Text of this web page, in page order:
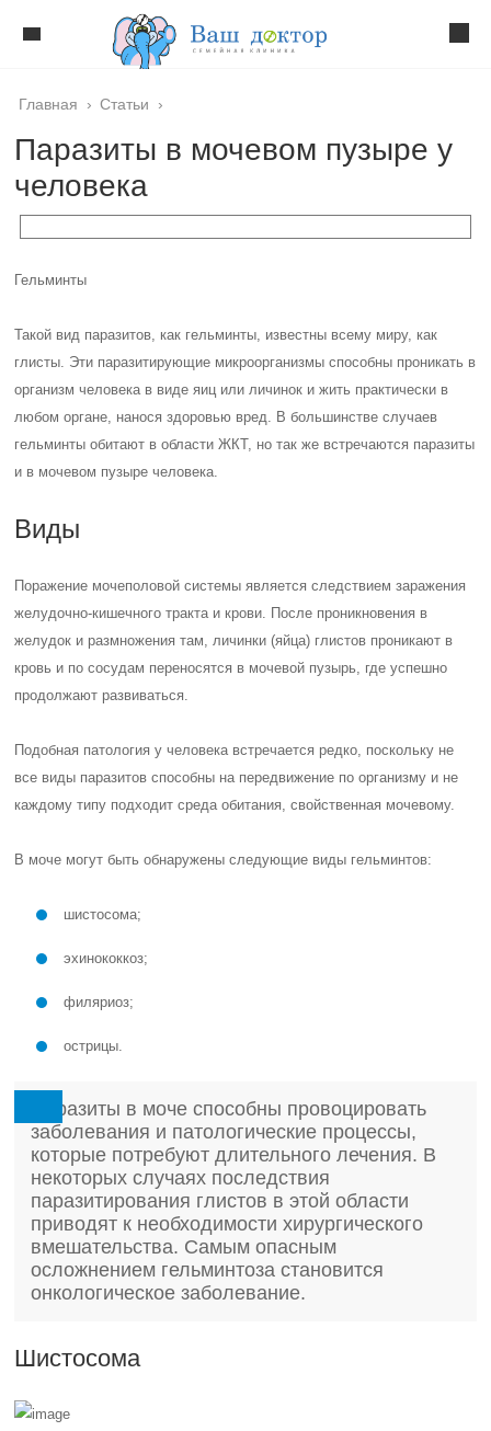
Главная › Статьи ›
Паразиты в мочевом пузыре у
человека
Гельминты
Такой вид паразитов, как гельминты, известны всему миру, как
глисты. Эти паразитирующие микроорганизмы способны проникать в
организм человека в виде яиц или личинок и жить практически в
любом органе, нанося здоровью вред. В большинстве случаев
гельминты обитают в области ЖКТ, но так же встречаются паразиты
и в мочевом пузыре человека.
Виды
Поражение мочеполовой системы является следствием заражения
желудочно-кишечного тракта и крови. После проникновения в
желудок и размножения там, личинки (яйца) глистов проникают в
кровь и по сосудам переносятся в мочевой пузырь, где успешно
продолжают развиваться.
Подобная патология у человека встречается редко, поскольку не
все виды паразитов способны на передвижение по организму и не
каждому типу подходит среда обитания, свойственная мочевому.
В моче могут быть обнаружены следующие виды гельминтов:
шистосома;
эхинококкоз;
филяриоз;
острицы.
Паразиты в моче способны провоцировать
заболевания и патологические процессы,
которые потребуют длительного лечения. В
некоторых случаях последствия
паразитирования глистов в этой области
приводят к необходимости хирургического
вмешательства. Самым опасным
осложнением гельминтоза становится
онкологическое заболевание.
Шистосома